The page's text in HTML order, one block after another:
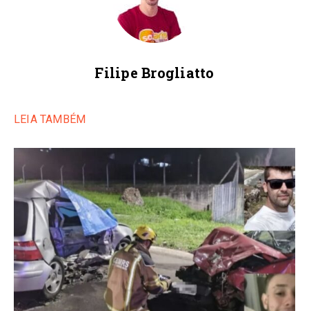
Filipe Brogliatto
LEIA TAMBÉM